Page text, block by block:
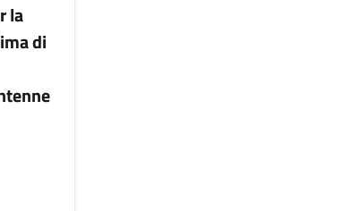
la
di